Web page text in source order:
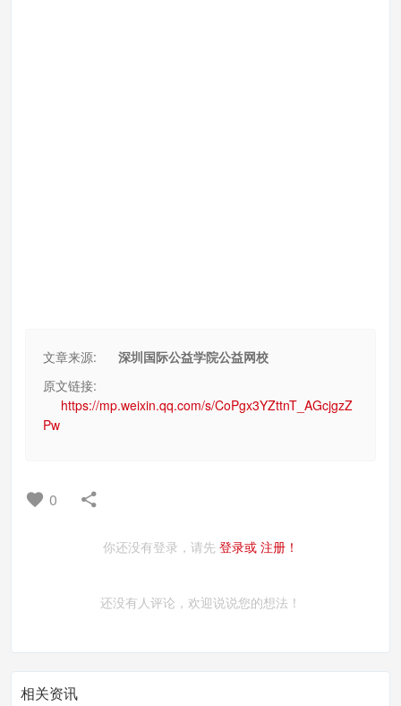
文章来源:
深圳国际公益学院公益网校
原文链接:
https://mp.weixin.qq.com/s/CoPgx3YZttnT_AGcjgzZ
Pw
0
你还没有登录，请先 登录或 注册！
还没有人评论，欢迎说说您的想法！
相关资讯